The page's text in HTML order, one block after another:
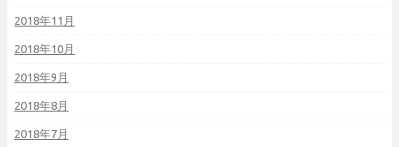
2018年11月
2018年10月
2018年9月
2018年8月
2018年7月